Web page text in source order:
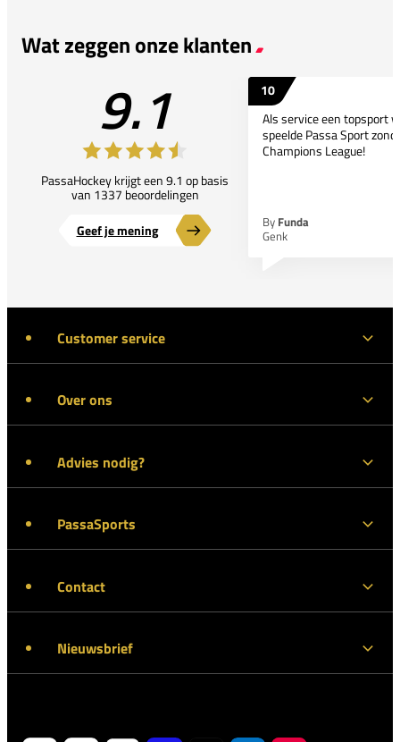
Wat zeggen onze klanten
9.1
PassaHockey krijgt een 9.1 op basis
van 1337 beoordelingen
Geef je mening
10
Als service een topsport
speelde Passa Sport
Champions League!
By Funda
Genk
Customer service
Over ons
Advies nodig?
PassaSports
Contact
Nieuwsbrief